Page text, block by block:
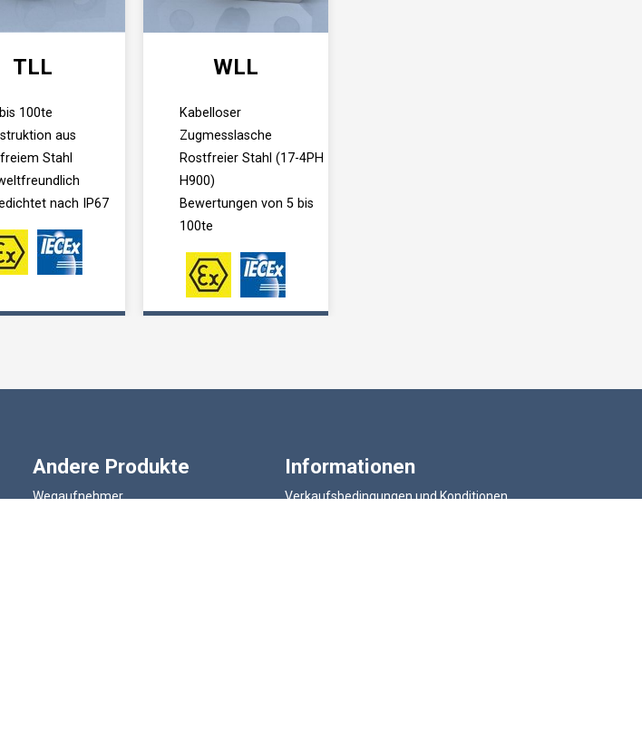
TLL
100te
aus
Stahl
nach IP67
WLL
Kabelloser
Zugmesslasche
Rostfreier Stahl (17-4PH
H900)
Bewertungen von 5 bis
100te
Andere Produkte
Wegaufnehmer
Informationen
Verkaufsbedingungen und Konditionen